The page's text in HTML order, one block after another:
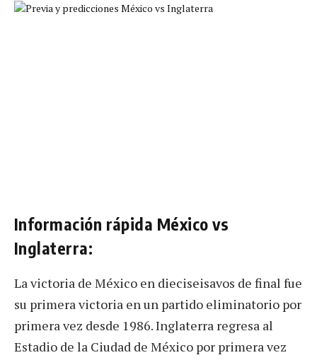
Información rápida México vs
Inglaterra:
La victoria de México en dieciseisavos de final fue
su primera victoria en un partido eliminatorio por
primera vez desde 1986. Inglaterra regresa al
Estadio de la Ciudad de México por primera vez